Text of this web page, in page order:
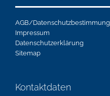
AGB/Datenschutzbestimmung
Impressum
Datenschutzerklärung
Sitemap
Kontaktdaten